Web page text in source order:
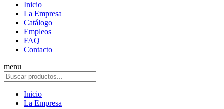
Inicio
La Empresa
Catálogo
Empleos
FAQ
Contacto
menu
Inicio
La Empresa